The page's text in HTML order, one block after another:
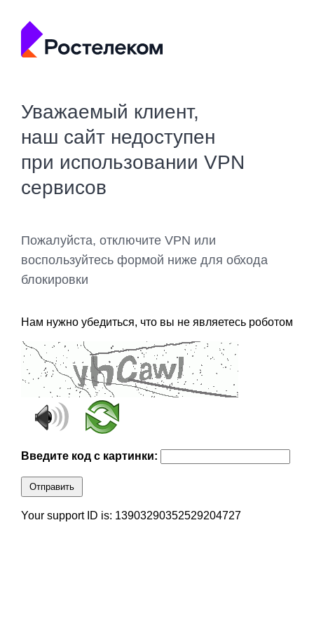
Уважаемый клиент,
наш сайт недоступен
при использовании VPN
сервисов
Пожалуйста, отключите VPN или
воспользуйтесь формой ниже для обхода
блокировки
Нам нужно убедиться, что вы не являетесь роботом
Введите код с картинки:
Отправить
Your support ID is: 13903290352529204727